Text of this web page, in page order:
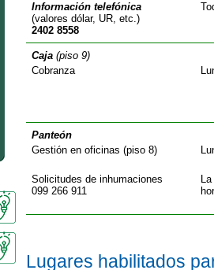
Información telefónica
(valores dólar, UR, etc.)
2402 8558
Caja (piso 9)
Cobranza
Panteón
Gestión en oficinas (piso 8)
Solicitudes de inhumaciones
099 266 911
Lugares habilitados